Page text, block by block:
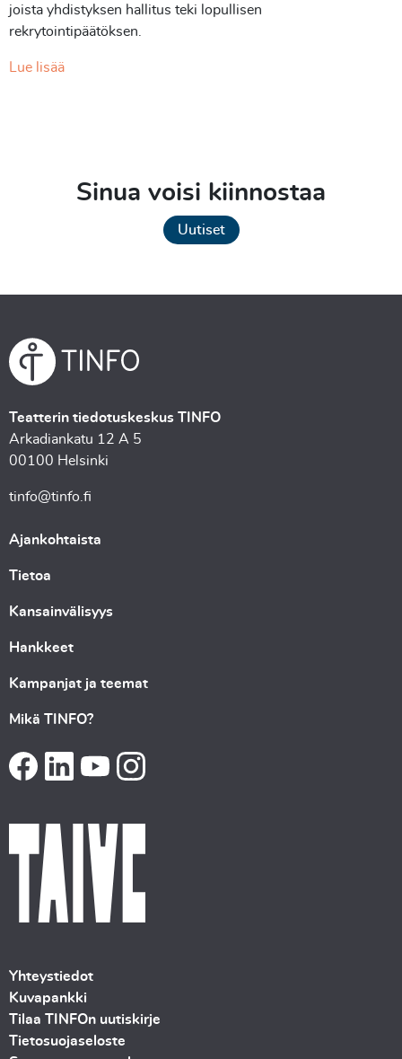
joista yhdistyksen hallitus teki lopullisen
rekrytointipäätöksen.
Lue lisää
Sinua voisi kiinnostaa
Uutiset
Teatterin tiedotuskeskus TINFO
Arkadiankatu 12 A 5
00100 Helsinki
tinfo@tinfo.fi
Ajankohtaista
Tietoa
Kansainvälisyys
Hankkeet
Kampanjat ja teemat
Mikä TINFO?
Yhteystiedot
Kuvapankki
Tilaa TINFOn uutiskirje
Tietosuojaseloste